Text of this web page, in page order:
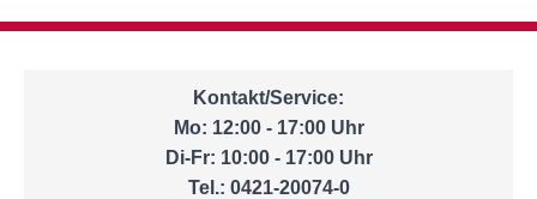
Kontakt/Service:
Mo: 12:00 - 17:00 Uhr
Di-Fr: 10:00 - 17:00 Uhr
Tel.: 0421-20074-0